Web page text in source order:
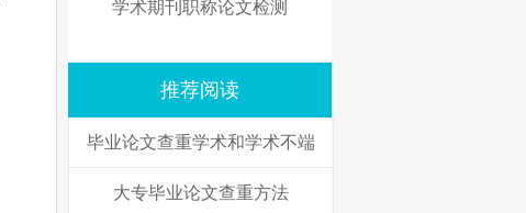
学术期刊职称论文检测
推荐阅读
毕业论文查重学术和学术不端
大专毕业论文查重方法